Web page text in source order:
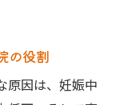
アも大切な
い接骨院活
の役割
原因は、妊娠中